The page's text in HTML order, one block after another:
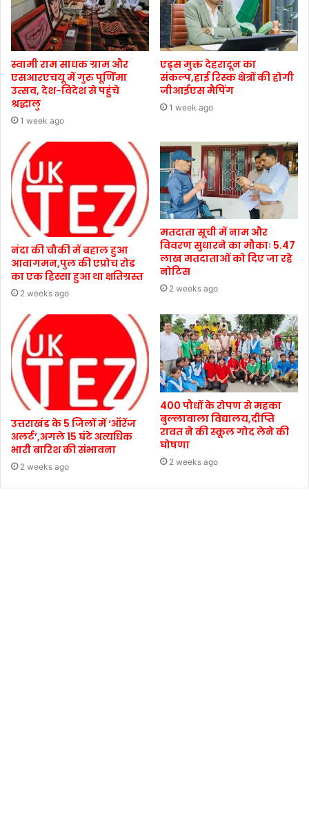
स्वामी राम साधक ग्राम और
एसआरएचयू में गुरु पूर्णिमा
उत्सव, देश-विदेश से पहुंचे
श्रद्धालु
1 week ago
एड्स मुक्त देहरादून का
संकल्प,हाई रिस्क क्षेत्रों की होगी
जीआईएस मैपिंग
1 week ago
नंदा की चौकी में बहाल हुआ
आवागमन,पुल की एप्रोच रोड
का एक हिस्सा हुआ था क्षतिग्रस्त
2 weeks ago
मतदाता सूची में नाम और
विवरण सुधारने का मौकाः 5.47
लाख मतदाताओं को दिए जा रहे
नोटिस
2 weeks ago
उत्तराखंड के 5 जिलों में ‘ऑरेंज
अलर्ट’,अगले 15 घंटे अत्यधिक
भारी बारिश की संभावना
2 weeks ago
400 पौधों के रोपण से महका
बुल्लावाला विद्यालय,दीप्ति
रावत ने की स्कूल गोद लेने की
घोषणा
2 weeks ago